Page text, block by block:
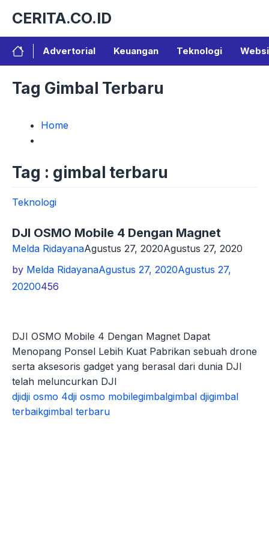
isi
CERITA.CO.ID
Advertorial Keuangan Teknologi
Tag Gimbal Terbaru
Home
Tag : gimbal terbaru
Teknologi
DJI OSMO Mobile 4 Dengan Magnet
Melda RidayanaAgustus 27, 2020Agustus 27, 2020
by Melda RidayanaAgustus 27, 2020Agustus 27,
20200456
DJI OSMO Mobile 4 Dengan Magnet Dapat
Menopang Ponsel Lebih Kuat Pabrikan sebuah drone
serta aksesoris gadget yang berasal dari dunia DJI
telah meluncurkan DJI
djidji osmo 4dji osmo mobilegimbalgimbal djigimbal
terbaikgimbal terbaru